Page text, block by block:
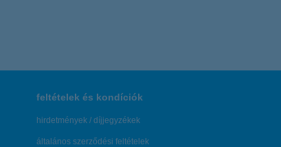
feltételek és kondíciók
hirdetmények / díjjegyzékek
általános szerződési feltételek